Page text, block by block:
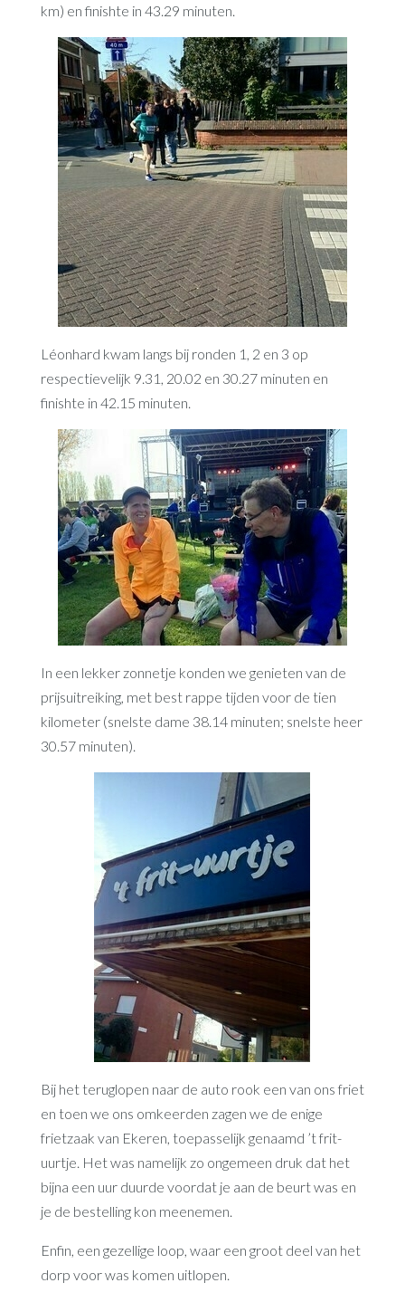
km) en finishte in 43.29 minuten.
Léonhard kwam langs bij ronden 1, 2 en 3 op
respectievelijk 9.31, 20.02 en 30.27 minuten en
finishte in 42.15 minuten.
In een lekker zonnetje konden we genieten van de
prijsuitreiking, met best rappe tijden voor de tien
kilometer (snelste dame 38.14 minuten; snelste heer
30.57 minuten).
Bij het teruglopen naar de auto rook een van ons friet
en toen we ons omkeerden zagen we de enige
frietzaak van Ekeren, toepasselijk genaamd ’t frit-
uurtje. Het was namelijk zo ongemeen druk dat het
bijna een uur duurde voordat je aan de beurt was en
je de bestelling kon meenemen.
Enfin, een gezellige loop, waar een groot deel van het
dorp voor was komen uitlopen.